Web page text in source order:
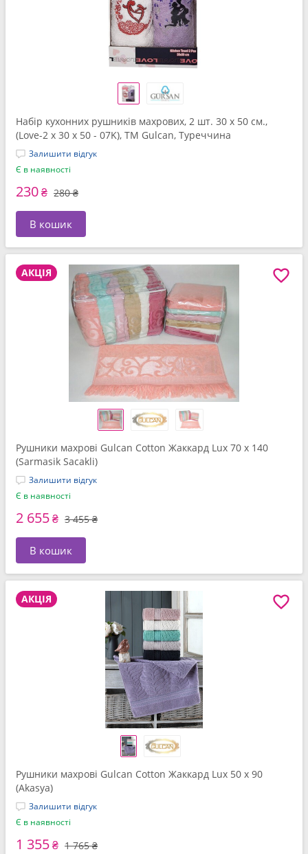
Набір кухонних рушників махрових, 2 шт. 30 x 50 см.,
(Love-2 x 30 x 50 - 07K), ТМ Gulcan, Туреччина
Залишити відгук
Є в наявності
230₴ 280 ₴
В кошик
АКЦІЯ
Рушники махрові Gulcan Cotton Жаккард Lux 70 x 140
(Sarmasik Sacakli)
Залишити відгук
Є в наявності
2 655₴ 3 455 ₴
В кошик
АКЦІЯ
Рушники махрові Gulcan Cotton Жаккард Lux 50 x 90
(Akasya)
Залишити відгук
Є в наявності
1 355₴ 1 765 ₴